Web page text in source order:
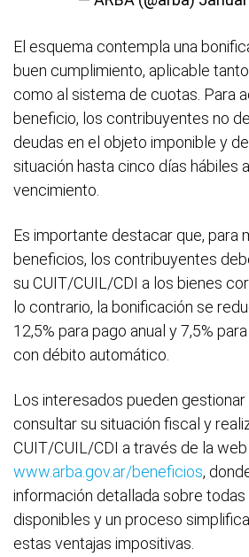
El esquema contempla una
buen cumplimiento, aplicable tanto
como al sistema de cuotas. Para
beneficio, los contribuyentes no
deudas en el objeto imponible y
situación hasta cinco días hábiles
vencimiento.
Es importante destacar que, para
beneficios, los contribuyentes
su CUIT/CUIL/CDI a los bienes
lo contrario, la bonificación se
12,5% para pago anual y 7,5%
con débito automático.
Los interesados pueden
consultar su situación fiscal y
CUIT/CUIL/CDI a través de la web
www.arba.gov.ar/beneficios,
información detallada sobre
disponibles y un proceso
estas ventajas impositivas.